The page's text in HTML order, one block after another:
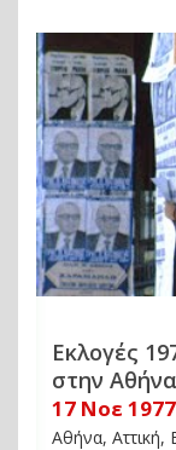
Εκλογές
στην Αθήνα
17 Νοε
Αθήνα, Αττική,